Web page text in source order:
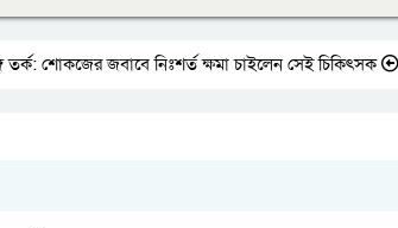
শোকজের জবাবে নিঃশর্ত ক্ষমা চাইলেন সেই চিকিৎসক